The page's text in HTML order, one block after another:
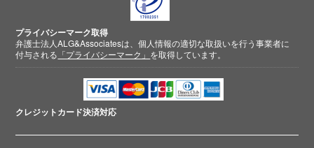
プライバシーマーク取得
弁護士法人ALG&Associatesは、個人情報の適切な取扱いを行う事業者に
付与される 「プライバシーマーク」 を取得しています。
クレジットカード決済対応